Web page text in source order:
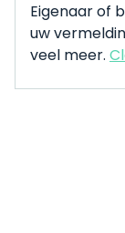
Eigenaar of
uw
veel meer.